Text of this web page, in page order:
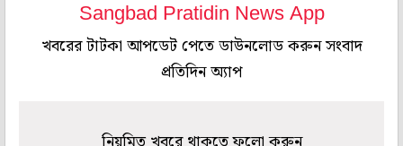
Sangbad Pratidin News App
খবরের টাটকা আপডেট পেতে ডাউনলোড করুন সংবাদ
প্রতিদিন অ্যাপ